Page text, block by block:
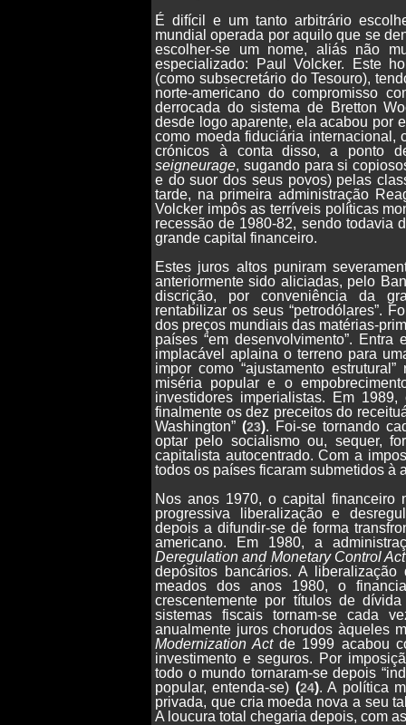
É difícil e um tanto arbitrário
mundial operada por aquilo que se
escolher-se um nome, aliás não
especializado: Paul Volcker. Este
(como subsecretário do Tesouro),
norte-americano do compromisso
derrocada do sistema de Bretton
desde logo aparente, ela acabou por
como moeda fiduciária internacional,
crónicos à conta disso, a ponto
seigneurage, sugando para si
e do suor dos seus povos) pelas
tarde, na primeira administração
Volcker impôs as terríveis políticas
recessão de 1980-82, sendo todavia
grande capital financeiro.
Estes juros altos puniram
anteriormente sido aliciadas, pelo
discrição, por conveniência da
rentabilizar os seus “petrodólares”.
dos preços mundiais das matérias-
países “em desenvolvimento”.
implacável aplaina o terreno para
impor como “ajustamento
miséria popular e o
investidores imperialistas. Em
finalmente os dez preceitos do
Washington” (23). Foi-se tornando
optar pelo socialismo ou, sequer,
capitalista autocentrado. Com a
todos os países ficaram submetidos à
Nos anos 1970, o capital financeiro
progressiva liberalização e
depois a difundir-se de forma
americano. Em 1980, a
Deregulation and Monetary Control Act
depósitos bancários. A
meados dos anos 1980, o
crescentemente por títulos de
sistemas fiscais tornam-se cada
anualmente juros chorudos àqueles
Modernization Actde 1999 acabou
investimento e seguros. Por
todo o mundo tornaram-se depois
popular, entenda-se) (24). A política
privada, que cria moeda nova a seu
A loucura total chegaria depois, com